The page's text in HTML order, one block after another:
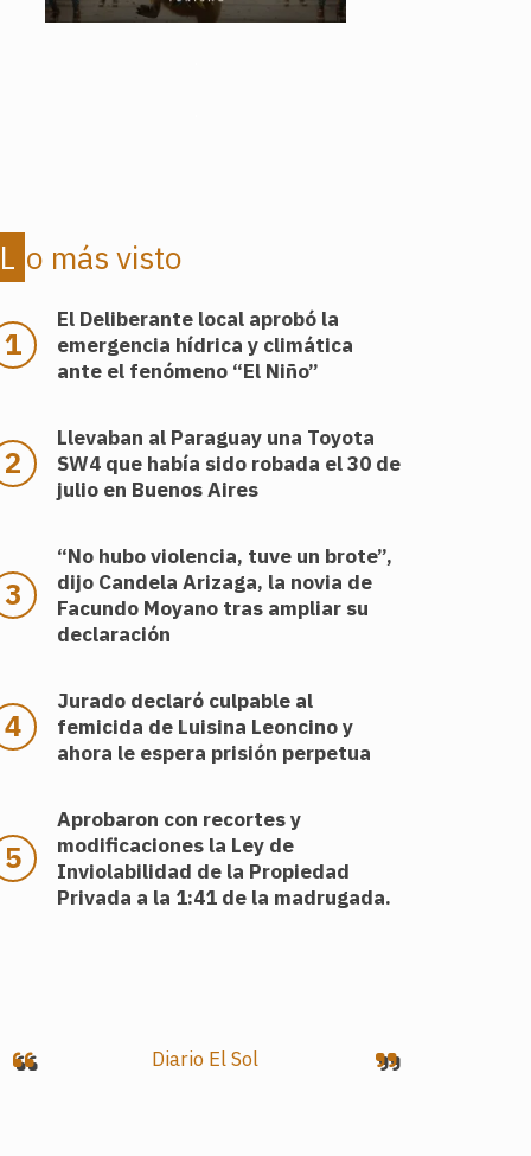
Lo más visto
El Deliberante local aprobó la
emergencia hídrica y climática
ante el fenómeno “El Niño”
Llevaban al Paraguay una Toyota
SW4 que había sido robada el 30 de
julio en Buenos Aires
“No hubo violencia, tuve un brote”,
dijo Candela Arizaga, la novia de
Facundo Moyano tras ampliar su
declaración
Jurado declaró culpable al
femicida de Luisina Leoncino y
ahora le espera prisión perpetua
Aprobaron con recortes y
modificaciones la Ley de
Inviolabilidad de la Propiedad
Privada a la 1:41 de la madrugada.
Diario El Sol